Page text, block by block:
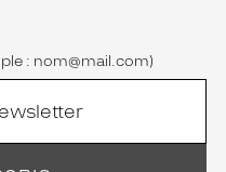
: nom@mail.com)